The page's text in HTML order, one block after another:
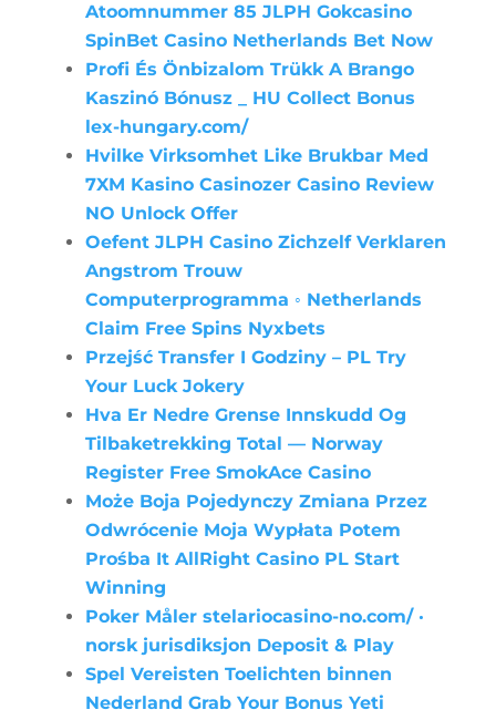
Atoomnummer 85 JLPH Gokcasino
SpinBet Casino Netherlands Bet Now
Profi És Önbizalom Trükk A Brango
Kaszinó Bónusz _ HU Collect Bonus
lex-hungary.com/
Hvilke Virksomhet Like Brukbar Med
7XM Kasino Casinozer Casino Review
NO Unlock Offer
Oefent JLPH Casino Zichzelf Verklaren
Angstrom Trouw
Computerprogramma ◦ Netherlands
Claim Free Spins Nyxbets
Przejść Transfer I Godziny – PL Try
Your Luck Jokery
Hva Er Nedre Grense Innskudd Og
Tilbaketrekking Total — Norway
Register Free SmokAce Casino
Może Boja Pojedynczy Zmiana Przez
Odwrócenie Moja Wypłata Potem
Prośba It AllRight Casino PL Start
Winning
Poker Måler stelariocasino-no.com/ ·
norsk jurisdiksjon Deposit & Play
Spel Vereisten Toelichten binnen
Nederland Grab Your Bonus Yeti